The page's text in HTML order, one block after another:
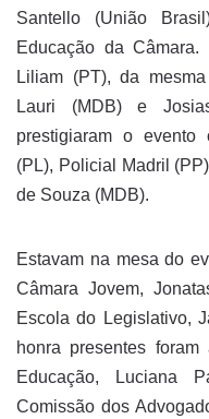
Santello (União
Educação da
Liliam (PT), da
Lauri (MDB) e
prestigiaram o evento
(PL), Policial Madril
de Souza (MDB).
Estavam na mesa do
Câmara Jovem,
Escola do Legislativo,
honra presentes
Educação, Luciana
Comissão dos